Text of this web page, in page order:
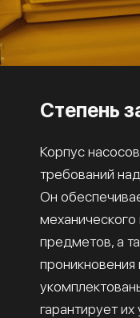
Степень
Корпус
требований
Он
механического
предметов, а
проникновения
гарантирует